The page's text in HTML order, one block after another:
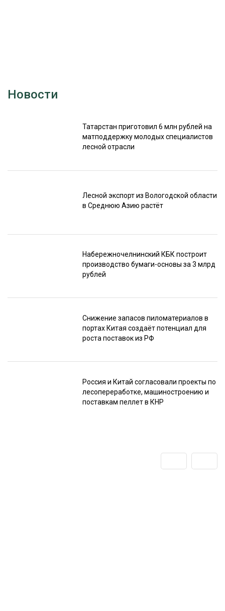
Новости
Татарстан приготовил 6 млн рублей на
матподдержку молодых специалистов
лесной отрасли
Лесной экспорт из Вологодской области
в Среднюю Азию растёт
Набережночелнинский КБК построит
производство бумаги-основы за 3 млрд
рублей
Снижение запасов пиломатериалов в
портах Китая создаёт потенциал для
роста поставок из РФ
Россия и Китай согласовали проекты по
лесопереработке, машиностроению и
поставкам пеллет в КНР